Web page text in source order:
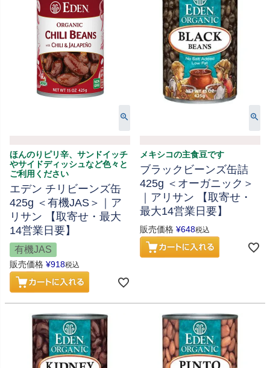
ほんのりピリ辛、サンドイッチ
やサイドディッシュなど色々と
ご利用ください
エデン チリビーンズ缶
425g ＜有機JAS＞｜ア
リサン 【取寄せ・最大
14営業日要】
有機JAS
販売価格 ¥918税込
メキシコの主食豆です
ブラックビーンズ缶詰
425g ＜オーガニック＞
｜アリサン 【取寄せ・
最大14営業日要】
販売価格 ¥648税込